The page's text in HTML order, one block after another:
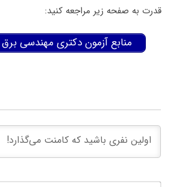
ﻗﺪرت به صفحه زیر مراجعه کنید:
منابع آزمون دکتری ﻣﻬﻨﺪسی